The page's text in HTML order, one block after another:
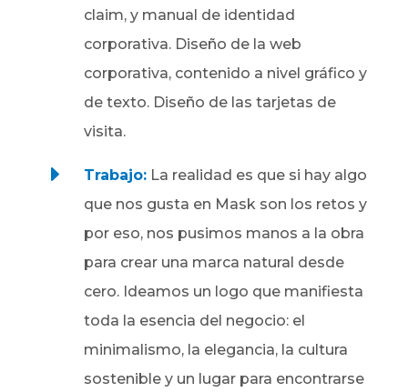
claim, y manual de identidad
corporativa. Diseño de la web
corporativa, contenido a nivel gráfico y
de texto. Diseño de las tarjetas de
visita.
E Trabajo: La realidad es que si hay algo
que nos gusta en Mask son los retos y
por eso, nos pusimos manos a la obra
para crear una marca natural desde
cero. Ideamos un logo que manifiesta
toda la esencia del negocio: el
minimalismo, la elegancia, la cultura
sostenible y un lugar para encontrarse